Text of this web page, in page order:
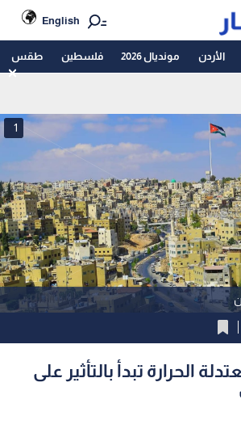
English
الأردن مونديال 2026 فلسطين طقس
1
الحرارة تبدأ بالتأثير على